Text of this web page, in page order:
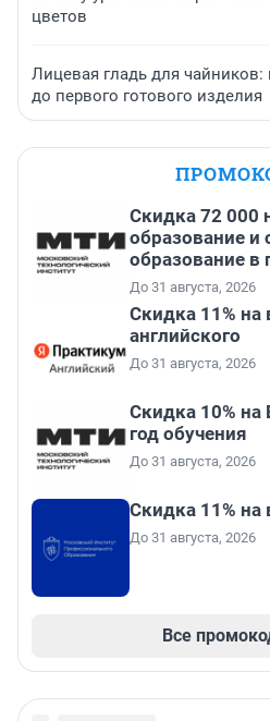
цветов
Лицевая гладь для чайников:
до первого готового изделия
Скидка 72 000
образование и
образование в
До 31 августа, 2026
Скидка 11% на
английского
До 31 августа, 2026
Скидка 10%
год обучения
До 31 августа, 2026
Скидка 11% на
До 31 августа, 2026
Все